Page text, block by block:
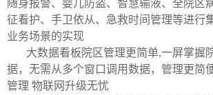
随身报警、婴儿防盗、智慧输液、全院区
征看护、手卫依从、急救时间管理等进行
业务场景的实现
大数据看板院区管理更简单,一屏掌握
据，无需从多个窗口调用数据，管理更简
管理 物联网升级无忧